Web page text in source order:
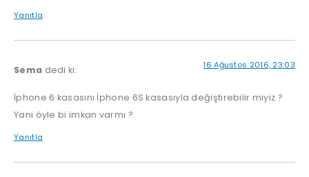
Yanıtla
Sema dedi ki: 16 Ağustos 2016, 23:03
İphone 6 kasasını İphone 6S kasasıyla değiştirebilir miyiz ?
Yani öyle bi imkan varmı ?
Yanıtla